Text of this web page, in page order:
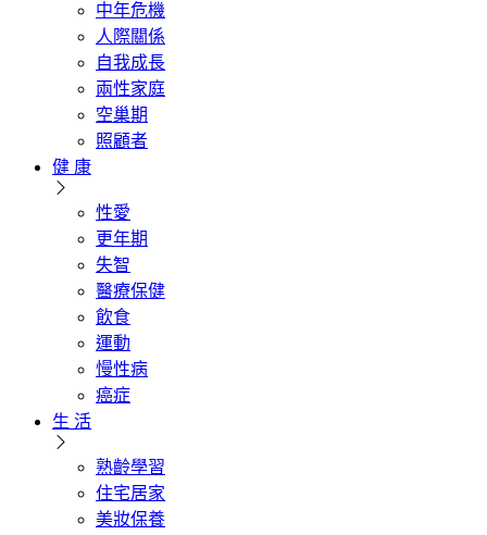
中年危機
人際關係
自我成長
兩性家庭
空巢期
照顧者
健 康
性愛
更年期
失智
醫療保健
飲食
運動
慢性病
癌症
生 活
熟齡學習
住宅居家
美妝保養